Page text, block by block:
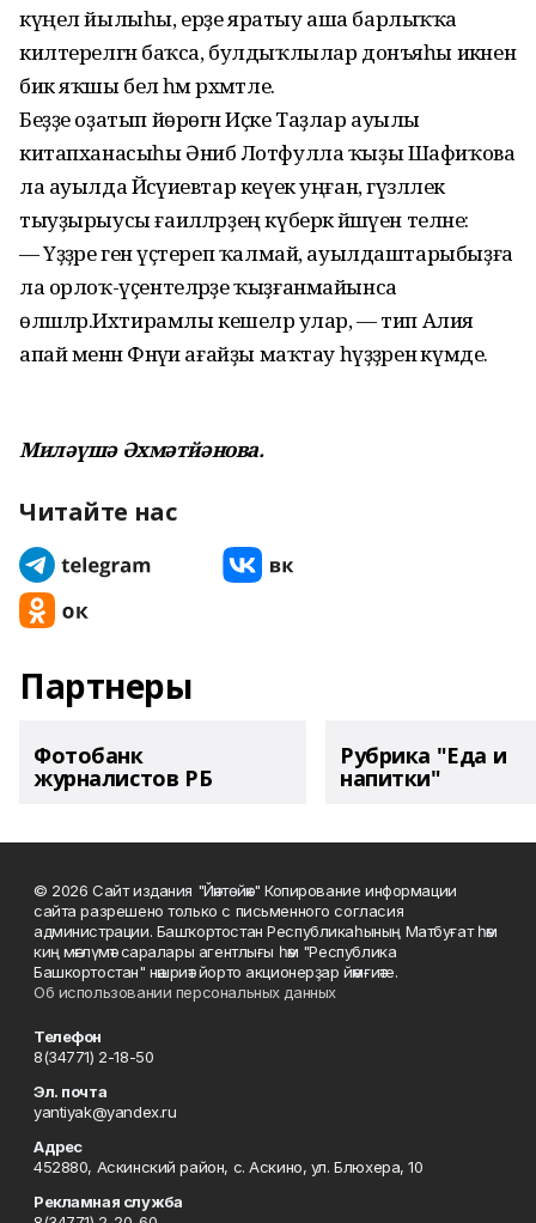
күңел йылыһы, ерҙе яратыу аша барлыҡҡа
килтерелгән баҡса, булдыҡлылар донъяһы икәнен
бик яҡшы белә һәм рәхмәтле.
Беҙҙе оҙатып йөрөгән Иҫке Таҙлар ауылы
китапханасыһы Әнибә Лотфулла ҡыҙы Шафиҡова
ла ауылда Йәсәүиевтар кеүек уңған, гүзәллек
тыуҙырыусы ғаиләләрҙең күберәк йәшәүен теләне:
— Үҙҙәре генә үҫтереп ҡалмай, ауылдаштарыбыҙға
ла орлоҡ-үҫентеләрҙе ҡыҙғанмайынса
өләшәләр.Ихтирамлы кешеләр улар, — тип Алия
апай менән Фәнәүи ағайҙы маҡтау һүҙҙәренә күмде.
Миләүшә Әхмәтйәнова.
Читайте нас
Партнеры
Фотобанк
журналистов РБ
Рубрика "Еда и
напитки"
© 2026 Сайт издания "Йәнтөйәк" Копирование информации
сайта разрешено только с письменного согласия
администрации. Башҡортостан Республикаһының Матбуғат һәм
киң мәғлүмәт саралары агентлығы һәм "Республика
Башкортостан" нәшриәт йорто акционерҙар йәмғиәте.
Об использовании персональных данных
Телефон
8(34771) 2-18-50
Эл. почта
yantiyak@yandex.ru
Адрес
452880, Аскинский район, с. Аскино, ул. Блюхера, 10
Рекламная служба